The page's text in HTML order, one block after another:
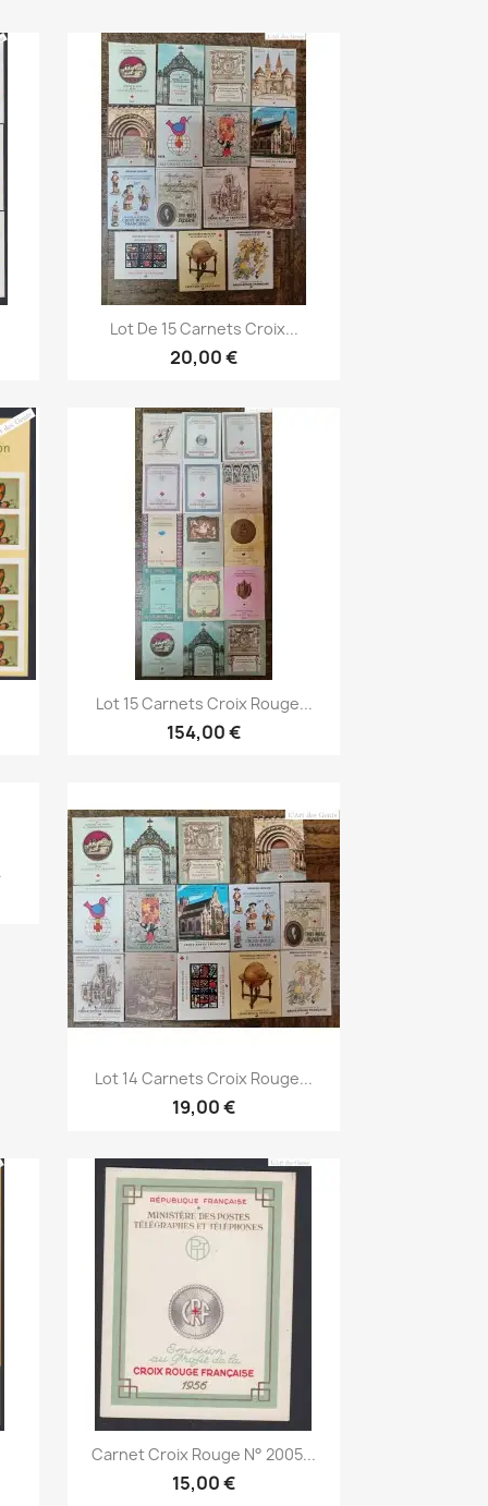
Lot De 15 Carnets Croix...
20,00 €
Aperçu rapide
Lot 15 Carnets Croix Rouge...
154,00 €
Aperçu rapide
Lot 14 Carnets Croix Rouge...
19,00 €
Aperçu rapide
Carnet Croix Rouge N° 2005...
15,00 €
Aperçu rapide